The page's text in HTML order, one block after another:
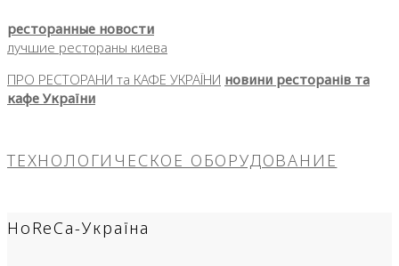
ресторанные новости
лучшие рестораны киева
ПРО РЕСТОРАНИ та КАФЕ УКРАЇНИ новини ресторанів та
кафе України
ТЕХНОЛОГИЧЕСКОЕ ОБОРУДОВАНИЕ
HoReCa-Україна